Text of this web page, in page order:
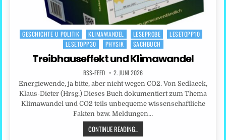
Posted
GESCHICHTE U POLITIK KLIMAWANDEL LESEPROBE
LESETOPP10
LESETOPP30
PHYSIK SACHBUCH
Treibhauseffekt und Klimawandel
RSS-FEED 2. JUNI 2026
Energiewende, ja bitte, aber nicht wegen CO2. Von Sedlacek,
Klaus-Dieter (Hrsg.) Dieses Buch dokumentiert zum Thema
Klimawandel und CO2 teils unbequeme wissenschaftliche
Fakten bzw. Meldungen…
CONTINUE READING...